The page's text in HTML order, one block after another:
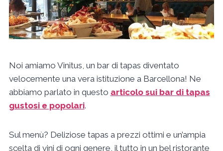
Noi amiamo Vinitus, un bar di tapas diventato
velocemente una vera istituzione a Barcellona! Ne
abbiamo parlato in questo articolo sui bar di tapas
gustosi e popolari.
Sul menù? Deliziose tapas a prezzi ottimi e un’ampia
scelta di vini di ogni genere, il tutto in un bel ristorante